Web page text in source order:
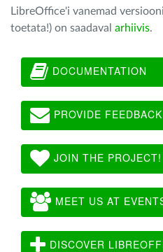
LibreOffice'i vanemad
toetata!) on saadaval arhiivis.
DOCUMENTATION
PROVIDE FEEDBACK
JOIN THE PROJECT!
MEET US AT
DISCOVER